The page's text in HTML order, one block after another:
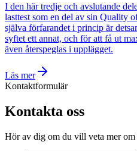
I den här tredje och avslutande
lasttest som en del av sin Quality
själva förfarandet i princip är
syftet ett annat, och för att få ut
även återspeglas i upplägget.
Läs mer
Kontaktformulär
Kontakta oss
Hör av dig om du vill veta mer om